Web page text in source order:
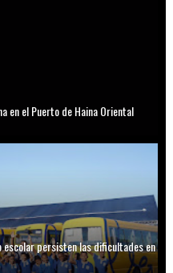
en el Puerto de Haina Oriental
escolar persisten las dificultades en